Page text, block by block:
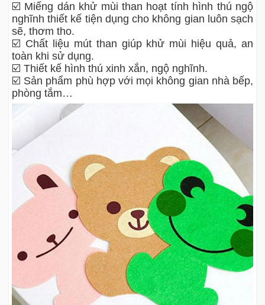
☑️ Miếng dán khử mùi than hoạt tính hình thú ngộ
nghĩnh thiết kế tiện dụng cho không gian luôn sạch
sẽ, thơm tho.
☑️ Chất liệu mút than giúp khử mùi hiệu quả, an
toàn khi sử dụng.
☑️ Thiết kế hình thú xinh xắn, ngộ nghĩnh.
☑️ Sản phẩm phù hợp với mọi không gian nhà bếp,
phòng tắm…